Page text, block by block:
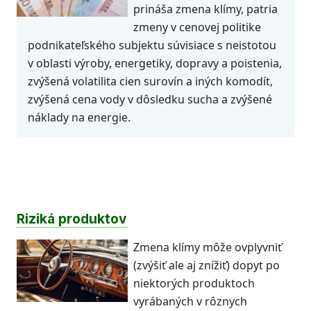
prináša zmena klímy, patria
zmeny v cenovej politike
podnikateľského subjektu súvisiace s neistotou
v oblasti výroby, energetiky, dopravy a poistenia,
zvýšená volatilita cien surovín a iných komodít,
zvýšená cena vody v dôsledku sucha a zvýšené
náklady na energie.
Riziká produktov
Zmena klímy môže ovplyvniť
(zvýšiť ale aj znížiť) dopyt po
niektorých produktoch
vyrábaných v rôznych